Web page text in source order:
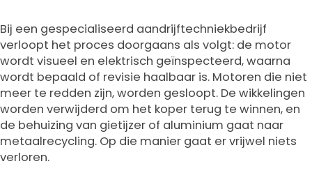
Bij een gespecialiseerd aandrijftechniekbedrijf
verloopt het proces doorgaans als volgt: de motor
wordt visueel en elektrisch geïnspecteerd, waarna
wordt bepaald of revisie haalbaar is. Motoren die niet
meer te redden zijn, worden gesloopt. De wikkelingen
worden verwijderd om het koper terug te winnen, en
de behuizing van gietijzer of aluminium gaat naar
metaalrecycling. Op die manier gaat er vrijwel niets
verloren.